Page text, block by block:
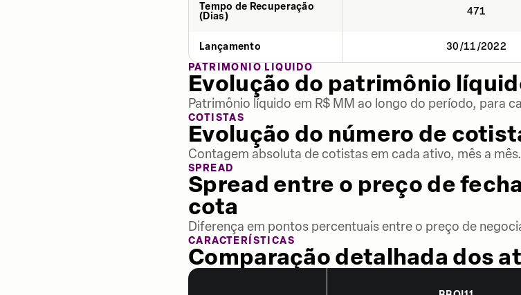
Tempo de Recuperação
(Dias)
471
Lançamento 30/11/2022
PATRIMÔNIO LÍQUIDO
Evolução do patrimônio
Patrimônio líquido em R$ MM ao longo do período, para
COTISTAS
Evolução do número de
Contagem absoluta de cotistas em cada ativo, mês a mês.
SPREAD
Spread entre o preço de
cota
Diferença em pontos percentuais entre o preço de
CARACTERÍSTICAS
Comparação detalhada dos